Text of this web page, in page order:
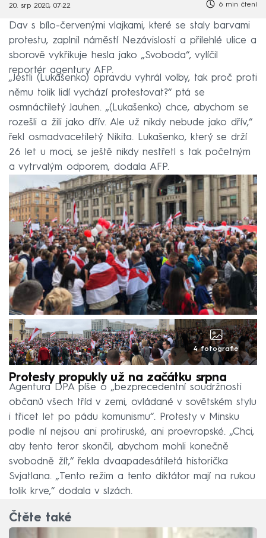
20. srp 2020, 07:22 6 min čtení
Dav s bílo-červenými vlajkami, které se staly barvami
protestu, zaplnil náměstí Nezávislosti a přilehlé ulice a
sborově vykřikuje hesla jako „Svoboda“, vylíčil
reportér agentury AFP.
„Jestli (Lukašenko) opravdu vyhrál volby, tak proč proti
němu tolik lidí vychází protestovat?“ ptá se
osmnáctiletý Jauhen. „(Lukašenko) chce, abychom se
rozešli a žili jako dřív. Ale už nikdy nebude jako dřív,“
řekl osmadvacetiletý Nikita. Lukašenko, který se drží
26 let u moci, se ještě nikdy nestřetl s tak početným
a vytrvalým odporem, dodala AFP.
4 fotografie
Protesty propukly už na začátku srpna
Agentura DPA píše o „bezprecedentní soudržnosti
občanů všech tříd v zemi, ovládané v sovětském stylu
i třicet let po pádu komunismu“. Protesty v Minsku
podle ní nejsou ani protiruské, ani proevropské. „Chci,
aby tento teror skončil, abychom mohli konečně
svobodně žít,“ řekla dvaapadesátiletá historička
Svjatlana. „Tento režim a tento diktátor mají na rukou
tolik krve,“ dodala v slzách.
Čtěte také